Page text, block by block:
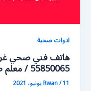
ادوات صحية
هاتف فني صحي
55850065 / معلم صحي سباك
Rwan/11 يونيو، 2021